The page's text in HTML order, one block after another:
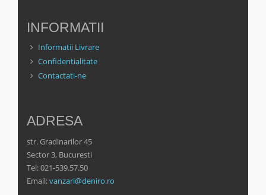
INFORMATII
Informatii Livrare
Confidentialitate
Contactati-ne
ADRESA
str. Gradinarilor 45
Sector 3, Bucuresti
Tel: 021-539.57.50
Email:vanzari@deniro.ro